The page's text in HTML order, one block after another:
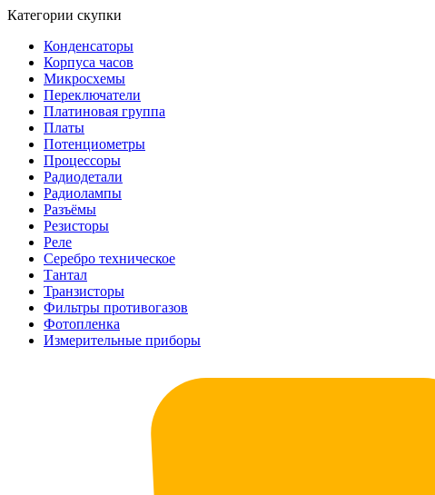
Категории скупки
Конденсаторы
Корпуса часов
Микросхемы
Переключатели
Платиновая группа
Платы
Потенциометры
Процессоры
Радиодетали
Радиолампы
Разъёмы
Резисторы
Реле
Серебро техническое
Тантал
Транзисторы
Фильтры противогазов
Фотопленка
Измерительные приборы